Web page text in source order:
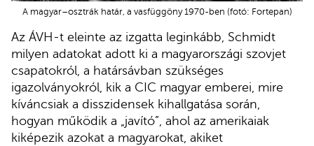
A magyar–osztrák határ, a vasfüggöny 1970-ben (fotó: Fortepan)
Az ÁVH-t eleinte az izgatta leginkább, Schmidt
milyen adatokat adott ki a magyarországi szovjet
csapatokról, a határsávban szükséges
igazolványokról, kik a CIC magyar emberei, mire
kíváncsiak a disszidensek kihallgatása során,
hogyan működik a „javító”, ahol az amerikaiak
kiképezik azokat a magyarokat, akiket